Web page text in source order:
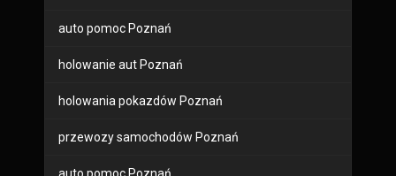
auto pomoc Poznań
holowanie aut Poznań
holowania pokazdów Poznań
przewozy samochodów Poznań